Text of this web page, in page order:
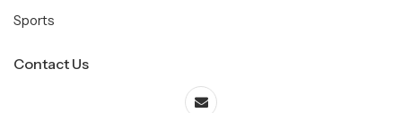
Sports
Contact Us